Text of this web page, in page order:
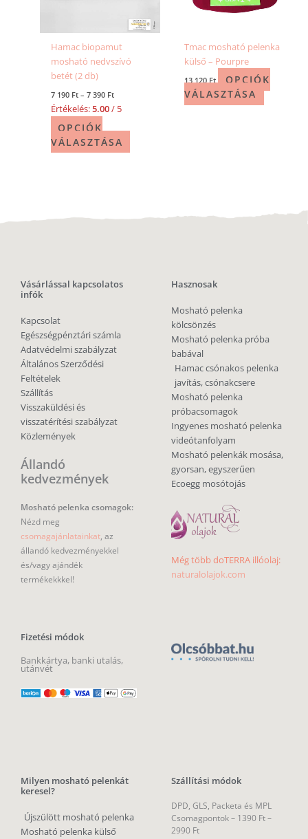
Hamac biopamut
mosható nedvszívó
betét (2 db)
7 190 Ft – 7 390 Ft
Értékelés:5.00/ 5
OPCIÓK
VÁLASZTÁSA
Tmac mosható pelenka
külső – Pourpre
13 120Ft
OPCIÓK
VÁLASZTÁSA
Vásárlással kapcsolatos
infók
Kapcsolat
Egészségpénztári számla
Adatvédelmi szabályzat
Általános Szerződési
Feltételek
Szállítás
Visszaküldési és
visszatérítési szabályzat
Közlemények
Állandó
kedvezmények
Mosható pelenka csomagok:
Nézd meg
csomagajánlatainkat, az
állandó kedvezményekkel
és/vagy ajándék
termékekkkel!
Fizetési módok
Bankkártya, banki utalás,
utánvét
Hasznosak
Mosható pelenka
kölcsönzés
Mosható pelenka próba
babával
Hamac csónakos pelenka
javítás, csónakcsere
Mosható pelenka
próbacsomagok
Ingyenes mosható pelenka
videótanfolyam
Mosható pelenkák mosása,
gyorsan, egyszerűen
Ecoegg mosótojás
Még több doTERRA illóolaj:
naturalolajok.com
Milyen mosható pelenkát
keresel?
Újszülött mosható pelenka
Mosható pelenka külső
Szállítási módok
DPD, GLS, Packeta és MPL
Csomagpontok – 1390 Ft –
2990 Ft